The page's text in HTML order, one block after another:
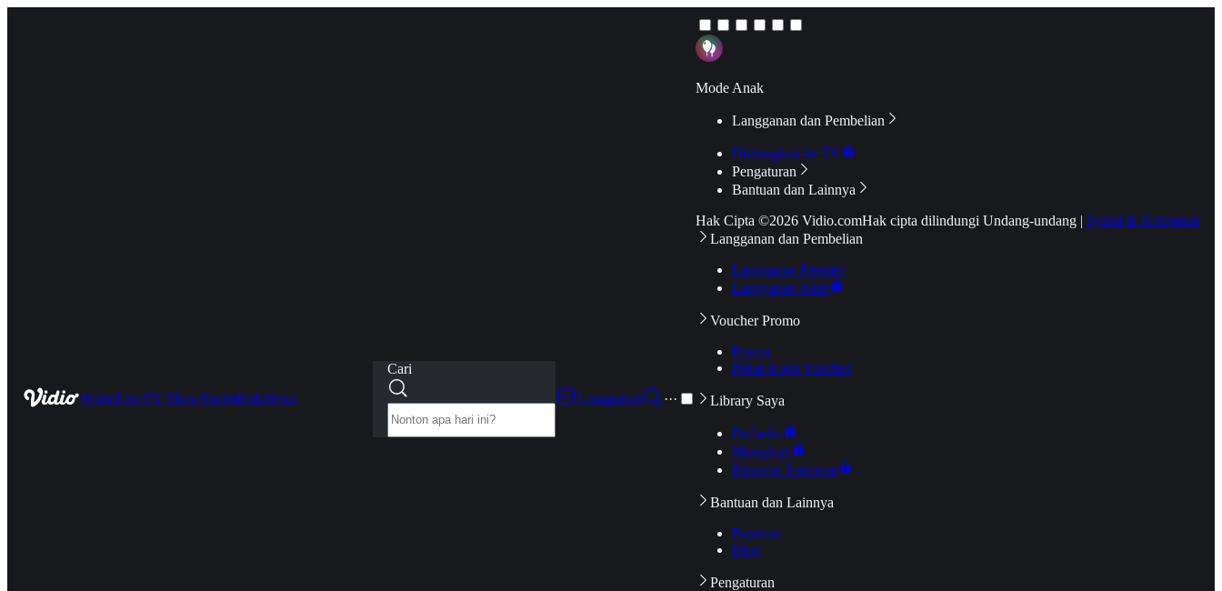
HomeLiveTV ShowSportsKidsNews
Cari
Langganan
···
Mode Anak
Langganan dan Pembelian
Hubungkan ke TV
Pengaturan
Bantuan dan Lainnya
Hak Cipta ©2026 Vidio.comHak cipta dilindungi Undang-undang | Syarat & Ketentuan
Langganan dan Pembelian
Langganan Premier
Langganan Aktif
Voucher Promo
Promo
Pakai Kode Voucher
Library Saya
Daftarku
Mengikuti
Riwayat Tontonan
Bantuan dan Lainnya
Bantuan
Blog
Pengaturan